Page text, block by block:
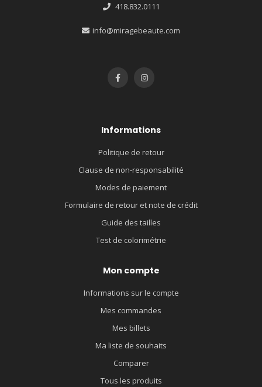
418.832.0111
info@miragebeaute.com
Informations
Politique de retour
Clause de non-responsabilité
Modes de paiement
Formulaire de retour et note de crédit
Guide des tailles
Test de colorimétrie
Mon compte
Informations sur le compte
Mes commandes
Mes billets
Ma liste de souhaits
Comparer
Tous les produits